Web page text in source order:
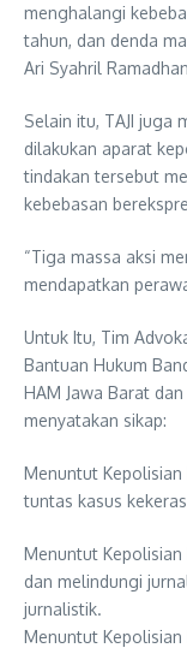
menghalangi
tahun, dan denda
Ari Syahril
Selain itu, TAJI juga
dilakukan aparat
tindakan tersebut
kebebasan
“Tiga massa aksi
mendapatkan
Untuk Itu, Tim
Bantuan Hukum
HAM Jawa Barat
menyatakan sikap:
Menuntut
tuntas kasus
Menuntut
dan melindungi
jurnalistik.
Menuntut